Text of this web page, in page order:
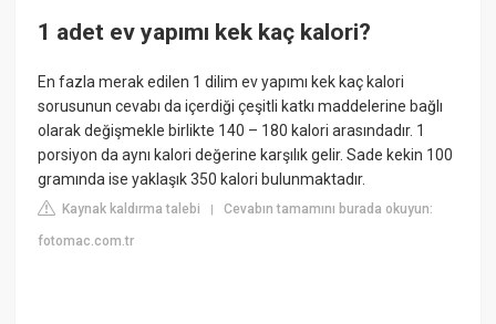
1 adet ev yapımı kek kaç kalori?
En fazla merak edilen 1 dilim ev yapımı kek kaç kalori
sorusunun cevabı da içerdiği çeşitli katkı maddelerine bağlı
olarak değişmekle birlikte 140 – 180 kalori arasındadır. 1
porsiyon da aynı kalori değerine karşılık gelir. Sade kekin 100
gramında ise yaklaşık 350 kalori bulunmaktadır.
Kaynak kaldırma talebi |Cevabın tamamını burada okuyun:
fotomac.com.tr